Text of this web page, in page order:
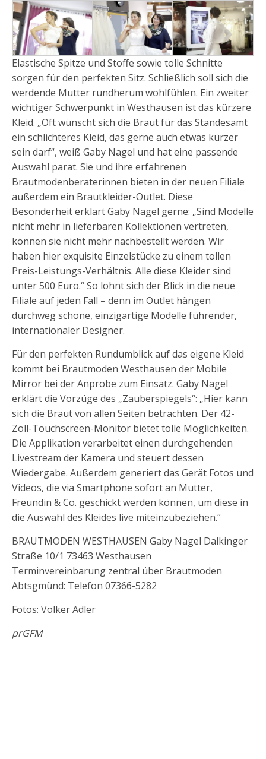
Elastische Spitze und Stoffe sowie tolle Schnitte
sorgen für den perfekten Sitz. Schließlich soll sich die
werdende Mutter rundherum wohlfühlen. Ein zweiter
wichtiger Schwerpunkt in Westhausen ist das kürzere
Kleid. „Oft wünscht sich die Braut für das Standesamt
ein schlichteres Kleid, das gerne auch etwas kürzer
sein darf“, weiß Gaby Nagel und hat eine passende
Auswahl parat. Sie und ihre erfahrenen
Brautmodenberaterinnen bieten in der neuen Filiale
außerdem ein Brautkleider-Outlet. Diese
Besonderheit erklärt Gaby Nagel gerne: „Sind Modelle
nicht mehr in lieferbaren Kollektionen vertreten,
können sie nicht mehr nachbestellt werden. Wir
haben hier exquisite Einzelstücke zu einem tollen
Preis-Leistungs-Verhältnis. Alle diese Kleider sind
unter 500 Euro.“ So lohnt sich der Blick in die neue
Filiale auf jeden Fall – denn im Outlet hängen
durchweg schöne, einzigartige Modelle führender,
internationaler Designer.
Für den perfekten Rundumblick auf das eigene Kleid
kommt bei Brautmoden Westhausen der Mobile
Mirror bei der Anprobe zum Einsatz. Gaby Nagel
erklärt die Vorzüge des „Zauberspiegels“: „Hier kann
sich die Braut von allen Seiten betrachten. Der 42-
Zoll-Touchscreen-Monitor bietet tolle Möglichkeiten.
Die Applikation verarbeitet einen durchgehenden
Livestream der Kamera und steuert dessen
Wiedergabe. Außerdem generiert das Gerät Fotos und
Videos, die via Smartphone sofort an Mutter,
Freundin & Co. geschickt werden können, um diese in
die Auswahl des Kleides live miteinzubeziehen.“
BRAUTMODEN WESTHAUSEN Gaby Nagel Dalkinger
Straße 10/1 73463 Westhausen
Terminvereinbarung zentral über Brautmoden
Abtsgmünd: Telefon 07366-5282
Fotos: Volker Adler
prGFM